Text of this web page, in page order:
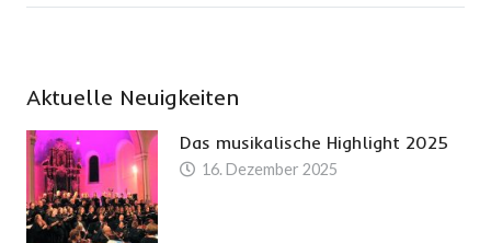
Aktuelle Neuigkeiten
Das musikalische Highlight 2025
16. Dezember 2025